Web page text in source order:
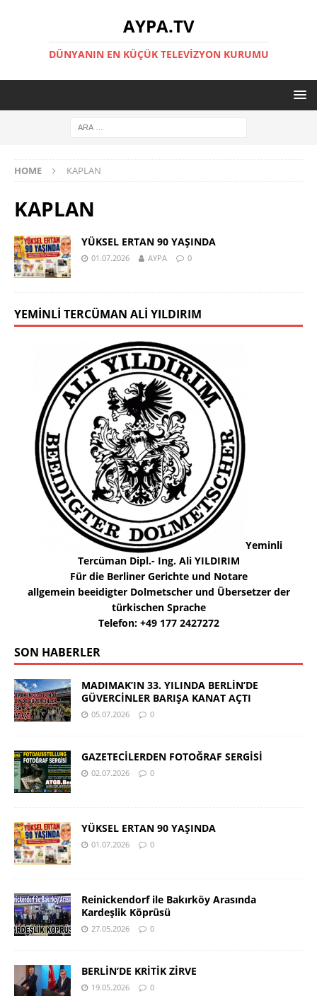
AYPA.TV
DÜNYANIN EN KÜÇÜK TELEVIZYON KURUMU
HOME KAPLAN
KAPLAN
YÜKSEL ERTAN 90 YAŞINDA
01.07.2026 AYPA 0
YEMINLI TERCÜMAN ALI YILDIRIM
Yeminli
Tercüman Dipl.- Ing. Ali YILDIRIM
Für die Berliner Gerichte und Notare
allgemein beeidigter Dolmetscher und Übersetzer der
türkischen Sprache
Telefon: +49 177 2427272
SON HABERLER
MADIMAK’IN 33. YILINDA BERLİN’DE
GÜVERCİNLER BARIŞA KANAT AÇTI
05.07.2026 0
GAZETECİLERDEN FOTOĞRAF SERGİSİ
02.07.2026 0
YÜKSEL ERTAN 90 YAŞINDA
01.07.2026 0
Reinickendorf ile Bakırköy Arasında
Kardeşlik Köprüsü
27.05.2026 0
BERLİN’DE KRİTİK ZİRVE
19.05.2026 0